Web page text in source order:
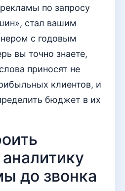
по запросу
стал вашим
с годовым
вы точно знаете,
приносят не
клиентов, и
бюджет в их
до звонка